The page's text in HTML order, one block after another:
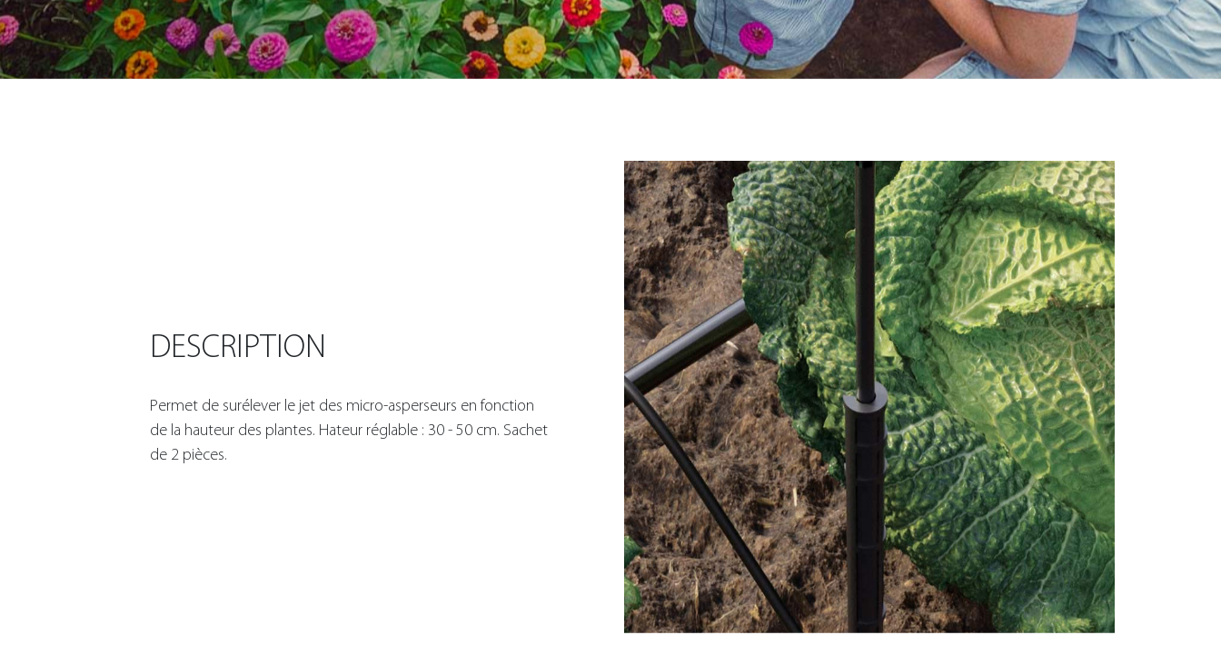
DESCRIPTION
Permet de surélever le jet des micro-asperseurs en fonction
de la hauteur des plantes. Hateur réglable : 30 - 50 cm. Sachet
de 2 pièces.